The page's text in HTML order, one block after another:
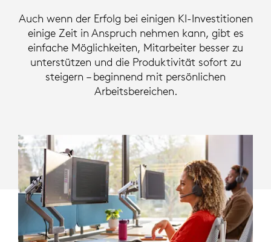
BÜRO
LOGITECH
Auch wenn der Erfolg bei einigen KI-Investitionen
einige Zeit in Anspruch nehmen kann, gibt es
einfache Möglichkeiten, Mitarbeiter besser zu
unterstützen und die Produktivität sofort zu
steigern – beginnend mit persönlichen
Arbeitsbereichen.